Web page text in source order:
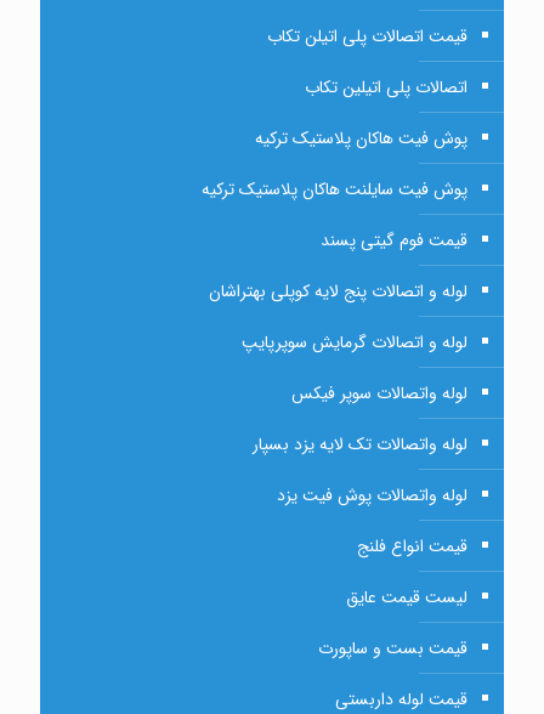
قیمت اتصالات پلی اتیلن تکاب
اتصالات پلی اتیلین تکاب
پوش فیت هاکان پلاستیک ترکیه
پوش فیت سایلنت هاکان پلاستیک ترکیه
قیمت فوم گیتی پسند
لوله و اتصالات پنج لایه کوپلی بهتراشان
لوله و اتصالات گرمایش سوپرپایپ
لوله واتصالات سوپر فیکس
لوله واتصالات تک لایه یزد بسپار
لوله واتصالات پوش فیت یزد
قیمت انواع فلنج
لیست قیمت عایق
قیمت بست و ساپورت
قیمت لوله داربستی